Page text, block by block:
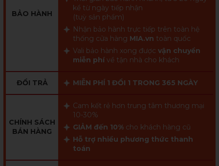
BẢO HÀNH
kể từ ngày tiếp nhận
(tuỳ sản phẩm)
Nhận bảo hành trực tiếp trên toàn hệ
thống cửa hàng MIA.vn toàn quốc
Vali bảo hành xong được vận chuyển
miễn phí về tận nhà cho khách
ĐỔI TRẢ MIỄN PHÍ 1 ĐỔI 1 TRONG 365 NGÀY
CHÍNH SÁCH
BÁN HÀNG
Cam kết rẻ hơn trung tâm thương mại
10-30%
GIẢM đến 10% cho khách hàng cũ
Hỗ trợ nhiều phương thức thanh
toán